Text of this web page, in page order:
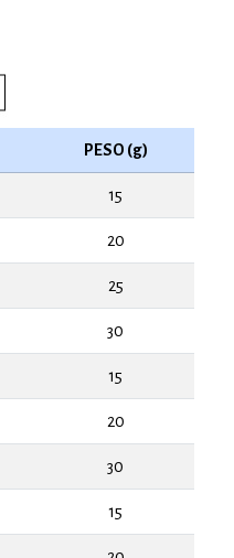
PESO (g)
15
20
25
30
15
20
30
15